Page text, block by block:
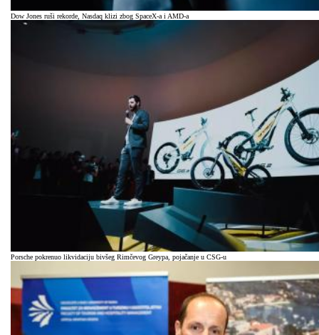
Dow Jones ruši rekorde, Nasdaq klizi zbog SpaceX-a i AMD-a
Porsche pokrenuo likvidaciju bivšeg Rimčevog Greypa, pojačanje u CSG-u